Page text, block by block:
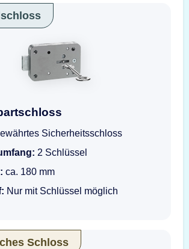
Doppelbartschloss
Sicherheitsschloss
2 Schlüssel
ca. 180 mm
Nur mit Schlüssel möglich
Schloss